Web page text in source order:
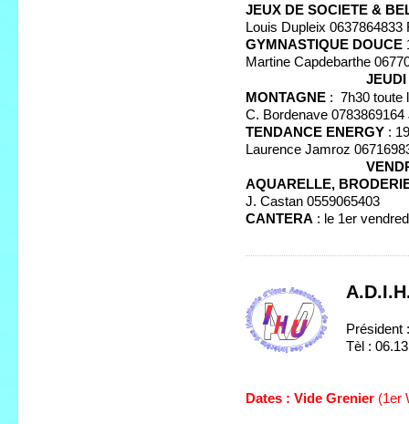
JEUX DE SOCIETE &
Louis Dupleix 0637864833
GYMNASTIQUE DOUCE
Martine Capdebarthe
JEUDI
MONTAGNE : 7h30 toute
C. Bordenave
TENDANCE ENERGY :
Laurence Jamroz
AQUARELLE,
J. Castan 0559065403
CANTERA : le 1er
Président
Tèl :
Dates : Vide Grenier (1er